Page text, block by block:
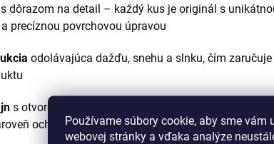
Používame súbory cookie, aby sme
webovej stránky a vďaka analýze
s dôrazom na detail – každý kus je originál s
precíznou povrchovou úpravou
odolávajúca dažďu, snehu a slnku, čím
s otvoreným priestorom pre jednoduchý prístup
ochranou pred vlhkosťou